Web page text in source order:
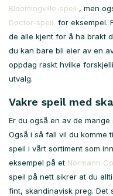
Bloomingville-speil , men
Doctor-speil, for eksempel.
de alle kjent for å ha brakt
du kan bare bli eier av en
oppdag raskt hvilke
utvalg.
Vakre speil med
Er du også en av de
Også i så fall vil du komme
speil i vårt sortiment som
eksempel på et Normann
speil på nett sikrer at du
fint, skandinavisk preg. Det